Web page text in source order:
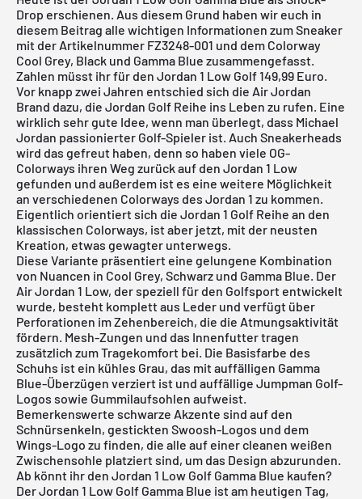
Drop erschienen. Aus diesem Grund haben wir euch in
diesem Beitrag alle wichtigen Informationen zum Sneaker
mit der Artikelnummer FZ3248-001 und dem Colorway
Cool Grey, Black und Gamma Blue zusammengefasst.
Zahlen müsst ihr für den Jordan 1 Low Golf 149,99 Euro.
Vor knapp zwei Jahren entschied sich die Air Jordan
Brand dazu, die Jordan Golf Reihe ins Leben zu rufen. Eine
wirklich sehr gute Idee, wenn man überlegt, dass Michael
Jordan passionierter Golf-Spieler ist. Auch Sneakerheads
wird das gefreut haben, denn so haben viele OG-
Colorways ihren Weg zurück auf den Jordan 1 Low
gefunden und außerdem ist es eine weitere Möglichkeit
an verschiedenen Colorways des Jordan 1 zu kommen.
Eigentlich orientiert sich die Jordan 1 Golf Reihe an den
klassischen Colorways, ist aber jetzt, mit der neusten
Kreation, etwas gewagter unterwegs.
Diese Variante präsentiert eine gelungene Kombination
von Nuancen in Cool Grey, Schwarz und Gamma Blue. Der
Air Jordan 1 Low, der speziell für den Golfsport entwickelt
wurde, besteht komplett aus Leder und verfügt über
Perforationen im Zehenbereich, die die Atmungsaktivität
fördern. Mesh-Zungen und das Innenfutter tragen
zusätzlich zum Tragekomfort bei. Die Basisfarbe des
Schuhs ist ein kühles Grau, das mit auffälligen Gamma
Blue-Überzügen verziert ist und auffällige Jumpman Golf-
Logos sowie Gummilaufsohlen aufweist.
Bemerkenswerte schwarze Akzente sind auf den
Schnürsenkeln, gestickten Swoosh-Logos und dem
Wings-Logo zu finden, die alle auf einer cleanen weißen
Zwischensohle platziert sind, um das Design abzurunden.
Ab könnt ihr den Jordan 1 Low Golf Gamma Blue kaufen?
Der Jordan 1 Low Golf Gamma Blue ist am heutigen Tag,